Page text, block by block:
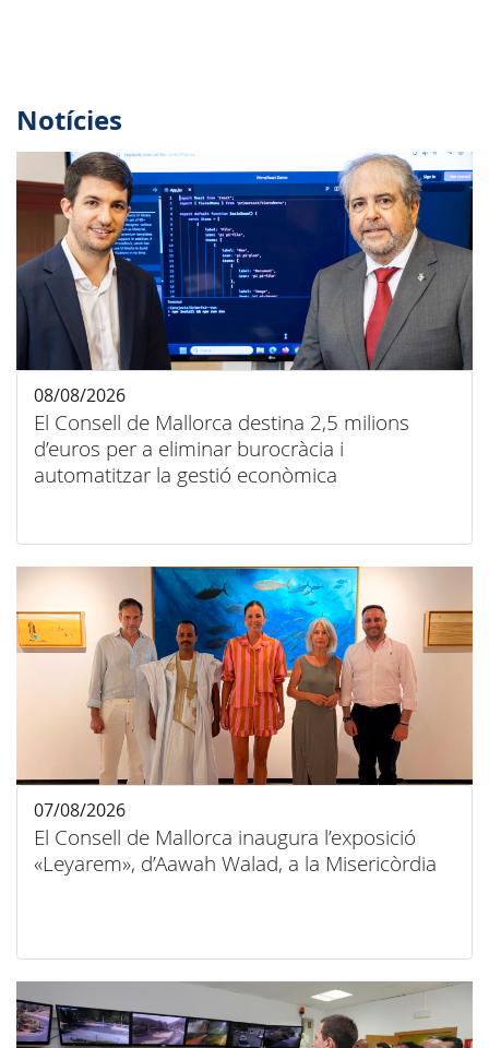
Notícies
El Consell de Mallorca destina 2,5 milions
d’euros per a eliminar burocràcia i
automatitzar la gestió econòmica
08/08/2026
El Consell de Mallorca inaugura l’exposició
«Leyarem», d’Aawah Walad, a la Misericòrdia
07/08/2026